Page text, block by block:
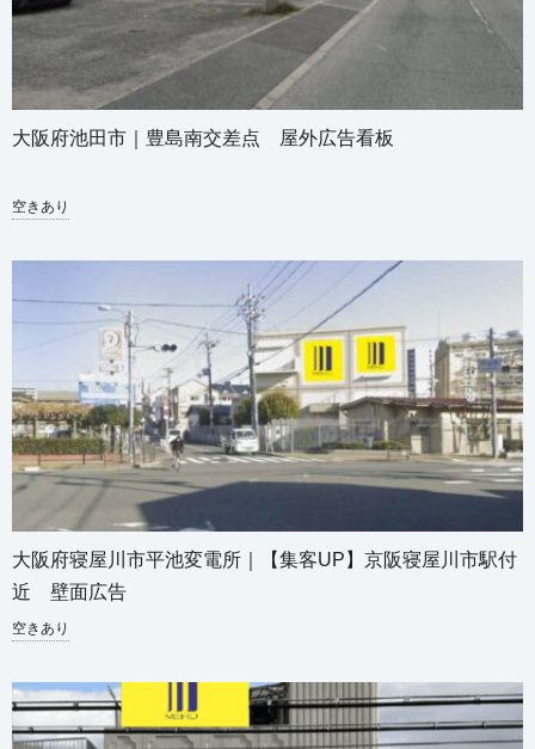
大阪府池田市｜豊島南交差点 屋外広告看板
空きあり
大阪府寝屋川市平池変電所｜【集客UP】京阪寝屋川市駅付
近 壁面広告
空きあり